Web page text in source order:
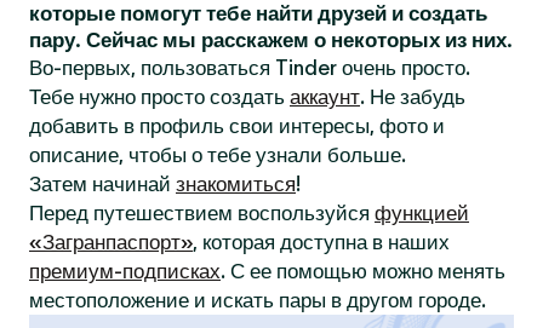
которые помогут тебе найти друзей и создать
пару. Сейчас мы расскажем о некоторых из них.
Во-первых, пользоваться Tinder очень просто.
Тебе нужно просто создать аккаунт. Не забудь
добавить в профиль свои интересы, фото и
описание, чтобы о тебе узнали больше.
Затем начинай знакомиться!
Перед путешествием воспользуйся функцией
«Загранпаспорт», которая доступна в наших
премиум-подписках. С ее помощью можно менять
местоположение и искать пары в другом городе.